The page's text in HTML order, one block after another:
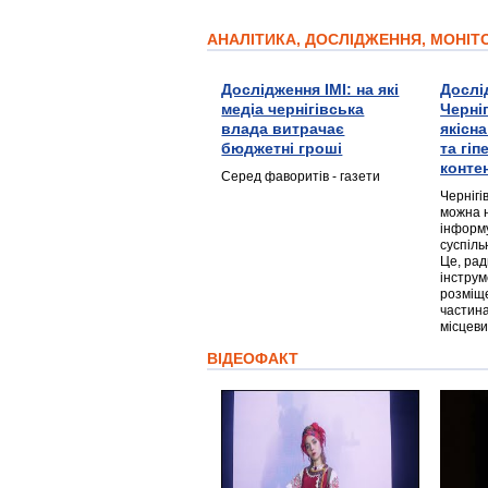
АНАЛІТИКА, ДОСЛІДЖЕННЯ,
Дослідження ІМІ: на які
медіа чернігівська
влада витрачає
бюджетні гроші
Серед фаворитів - газети
та
можна
Це,
ВІДЕОФАКТ